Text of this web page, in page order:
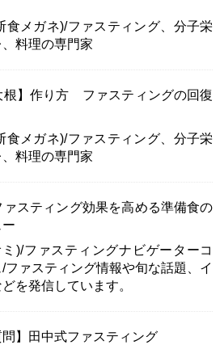
食メガネ)/ファスティング、分子栄
料理の専門家
根】作り方 ファスティングの回復
食メガネ)/ファスティング、分子栄
料理の専門家
スティング効果を高める準備食の
)/ファスティングナビゲーターコ
ファスティング情報や旬な話題、イ
を発信しています。
】田中式ファスティング